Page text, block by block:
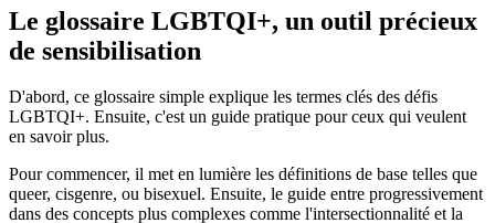
Le glossaire LGBTQI+, un outil précieux
de sensibilisation
D'abord, ce glossaire simple explique les termes clés des défis
LGBTQI+. Ensuite, c'est un guide pratique pour ceux qui veulent
en savoir plus.
Pour commencer, il met en lumière les définitions de base telles que
queer, cisgenre, ou bisexuel. Ensuite, le guide entre progressivement
dans des concepts plus complexes comme l'intersectionnalité et la